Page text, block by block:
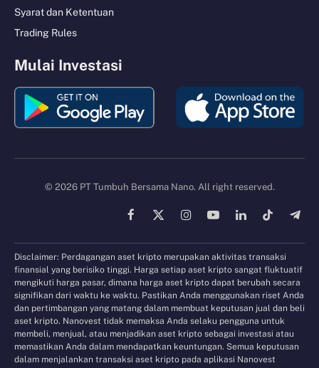
Syarat dan Ketentuan
Trading Rules
Mulai Investasi
© 2026 PT Tumbuh Bersama Nano. All right reserved.
Facebook
X
InstagramYouTubeLinkedInTikTok
Disclaimer: Perdagangan aset kripto merupakan aktivitas transaksi
finansial yang berisiko tinggi. Harga setiap aset kripto sangat fluktuatif
mengikuti harga pasar, dimana harga aset kripto dapat berubah secara
signifikan dari waktu ke waktu. Pastikan Anda menggunakan riset Anda
dan pertimbangan yang matang dalam membuat keputusan jual dan beli
aset kripto. Nanovest tidak memaksa Anda selaku pengguna untuk
membeli, menjual, atau menjadikan aset kripto sebagai investasi atau
memastikan Anda dalam mendapatkan keuntungan. Semua keputusan
dalam menjalankan transaksi aset kripto pada aplikasi Nanovest